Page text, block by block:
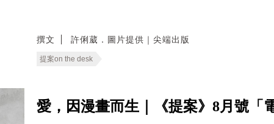
撰文 許俐葳．圖片提供｜尖端出版
提案on the desk
愛，因漫畫而生｜《提案》8月號「